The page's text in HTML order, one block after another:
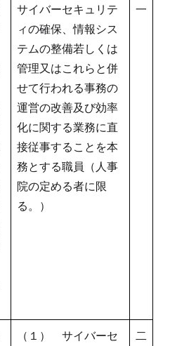
サイバーセキュリテ
ィの確保、情報シス
テムの整備若しくは
管理又はこれらと併
せて行われる事務の
運営の改善及び効率
化に関する業務に直
接従事することを本
務とする職員（人事
院の定める者に限
る。）
一
（１） サイバーセ
二